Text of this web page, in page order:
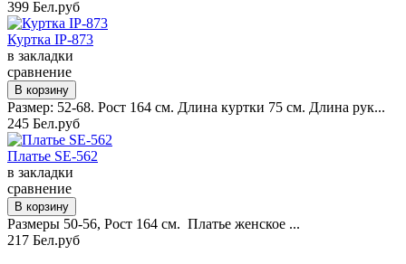
399 Бел.руб
Куртка IP-873
в закладки
сравнение
Размер: 52-68. Рост 164 см. Длина куртки 75 см. Длина рук...
245 Бел.руб
Платье SE-562
в закладки
сравнение
Размеры 50-56, Рост 164 см. Платье женское ...
217 Бел.руб